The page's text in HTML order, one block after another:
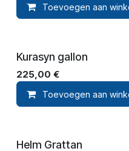
Toevoegen aan
Kurasyn gallon
225,00 €
Toevoegen aan
Helm Grattan